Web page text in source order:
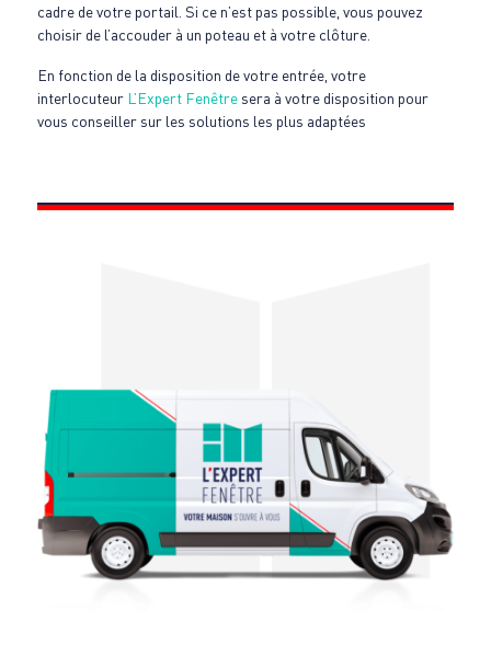
cadre de votre portail. Si ce n’est pas possible, vous pouvez
choisir de l’accouder à un poteau et à votre clôture.
En fonction de la disposition de votre entrée, votre
interlocuteur L’Expert Fenêtresera à votre disposition pour
vous conseiller sur les solutions les plus adaptées